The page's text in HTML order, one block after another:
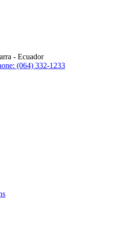
- Ecuador
(064) 332-1233